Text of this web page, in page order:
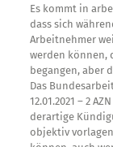
Es kommt in
dass sich
Arbeitnehmer
werden können,
begangen, aber
Das
12.01.2021 – 2
derartige
objektiv